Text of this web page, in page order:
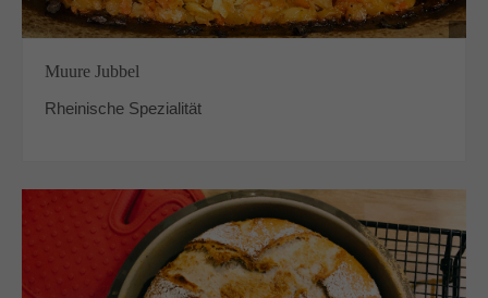
Muure Jubbel
Rheinische Spezialität